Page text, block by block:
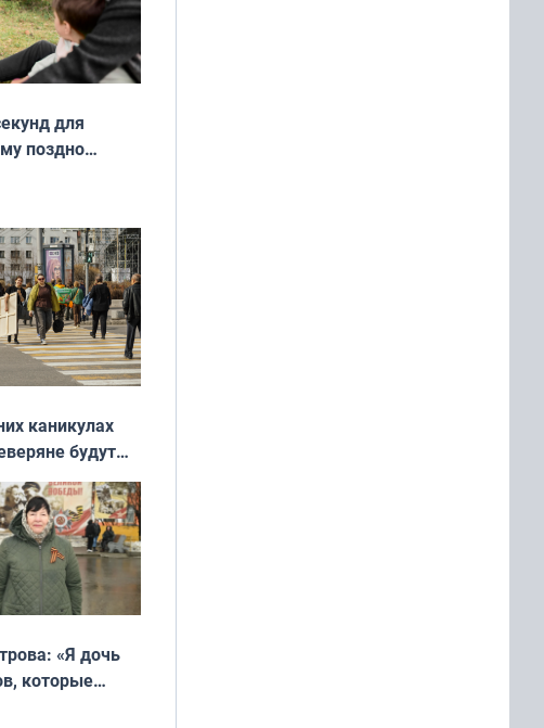
для
поздно
сразу и без
каникулах
будут
дней
«Я дочь
которые